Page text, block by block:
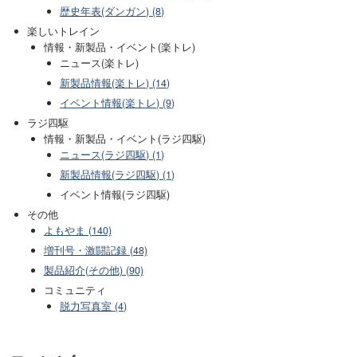
歴史年表(ダンガン) (8)
楽しいトレイン
情報・新製品・イベント(楽トレ)
ニュース(楽トレ)
新製品情報(楽トレ) (14)
イベント情報(楽トレ) (9)
ラジ四駆
情報・新製品・イベント(ラジ四駆)
ニュース(ラジ四駆) (1)
新製品情報(ラジ四駆) (1)
イベント情報(ラジ四駆)
その他
よもやま (140)
増刊号・激闘記録 (48)
製品紹介(その他) (90)
コミュニティ
脱力写真室 (4)